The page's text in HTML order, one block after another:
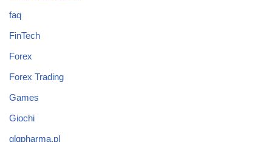
faq
FinTech
Forex
Forex Trading
Games
Giochi
glgpharma.pl